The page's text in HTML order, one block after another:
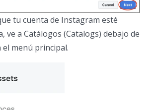
tu cuenta de Instagram esté
ve a Catálogos (Catalogs) debajo de
el menú principal.